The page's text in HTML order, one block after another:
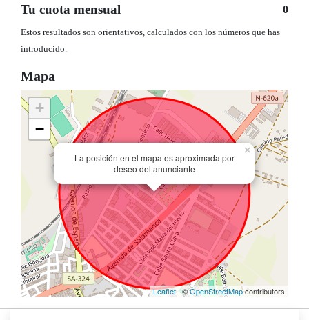
Tu cuota mensual 0
Estos resultados son orientativos, calculados con los números que has
introducido.
Mapa
La posición en el mapa es aproximada por
deseo del anunciante
×
+
−
Leaflet | ©OpenStreetMapcontributors